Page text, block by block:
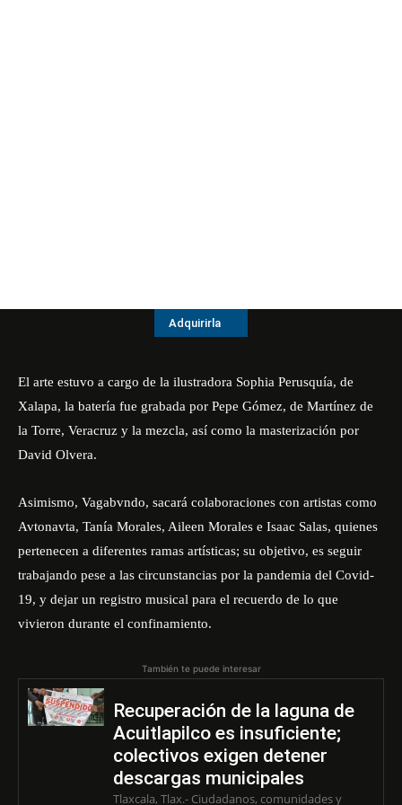
Adquirirla
El arte estuvo a cargo de la ilustradora Sophia Perusquía, de
Xalapa, la batería fue grabada por Pepe Gómez, de Martínez de
la Torre, Veracruz y la mezcla, así como la masterización por
David Olvera.
Asimismo, Vagabvndo, sacará colaboraciones con artistas como
Avtonavta, Tanía Morales, Aileen Morales e Isaac Salas, quienes
pertenecen a diferentes ramas artísticas; su objetivo, es seguir
trabajando pese a las circunstancias por la pandemia del Covid-
19, y dejar un registro musical para el recuerdo de lo que
vivieron durante el confinamiento.
También te puede interesar
Recuperación de la laguna de
Acuitlapilco es insuficiente;
colectivos exigen detener
descargas municipales
Tlaxcala, Tlax.- Ciudadanos, comunidades y